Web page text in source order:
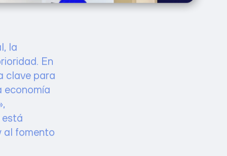
la
En
para
fomento